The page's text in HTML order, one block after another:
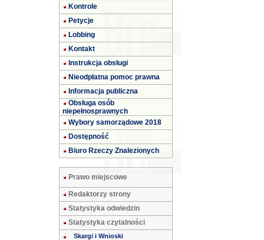
Kontrole
Petycje
Lobbing
Kontakt
Instrukcja obsługi
Nieodpłatna pomoc prawna
Informacja publiczna
Obsługa osób
niepełnosprawnych
Wybory samorządowe 2018
Dostępność
Biuro Rzeczy Znalezionych
Prawo miejscowe
Redaktorzy strony
Statystyka odwiedzin
Statystyka czytalności
Skargi i Wnioski